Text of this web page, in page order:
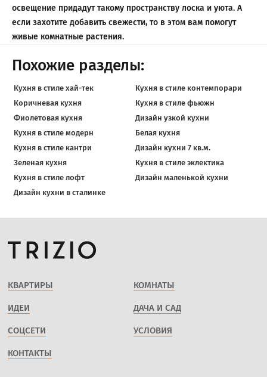
освещение придадут такому пространству лоска и уюта. А
если захотите добавить свежести, то в этом вам помогут
живые комнатные растения.
Похожие разделы:
Кухня в стиле хай-тек
Кухня в стиле контемпорари
Коричневая кухня
Кухня в стиле фьюжн
Фиолетовая кухня
Дизайн узкой кухни
Кухня в стиле модерн
Белая кухня
Кухня в стиле кантри
Дизайн кухни 7 кв.м.
Зеленая кухня
Кухня в стиле эклектика
Кухня в стиле лофт
Дизайн маленькой кухни
Дизайн кухни в сталинке
КВАРТИРЫ КОМНАТЫ
ИДЕИ ДАЧА И САД
СОЦСЕТИ УСЛОВИЯ
КОНТАКТЫ